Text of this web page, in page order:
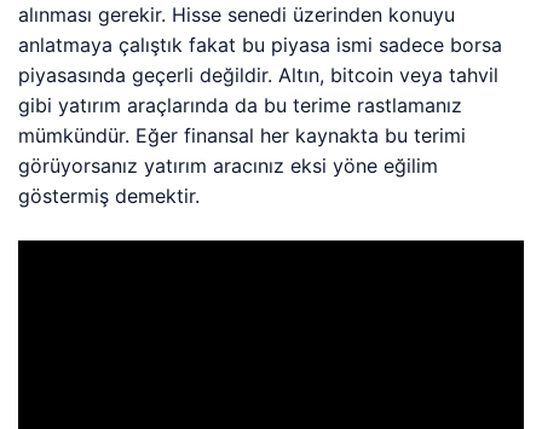
alınması gerekir. Hisse senedi üzerinden konuyu
anlatmaya çalıştık fakat bu piyasa ismi sadece borsa
piyasasında geçerli değildir. Altın, bitcoin veya tahvil
gibi yatırım araçlarında da bu terime rastlamanız
mümkündür. Eğer finansal her kaynakta bu terimi
görüyorsanız yatırım aracınız eksi yöne eğilim
göstermiş demektir.